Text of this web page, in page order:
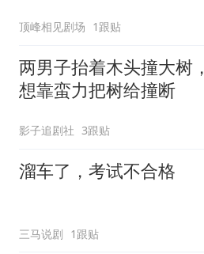
顶峰相见剧场 1跟贴
两男子抬着木头撞大树，
想靠蛮力把树给撞断
影子追剧社 3跟贴
溜车了，考试不合格
三马说剧 1跟贴